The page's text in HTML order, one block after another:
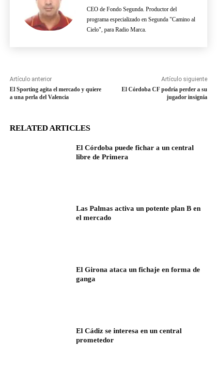
CEO de Fondo Segunda. Productor del
programa especializado en Segunda "Camino al
Cielo", para Radio Marca.
Artículo anterior
El Sporting agita el mercado y quiere
a una perla del Valencia
Artículo siguiente
El Córdoba CF podría perder a su
jugador insignia
RELATED ARTICLES
El Córdoba puede fichar a un central
libre de Primera
Las Palmas activa un potente plan B en
el mercado
El Girona ataca un fichaje en forma de
ganga
El Cádiz se interesa en un central
prometedor